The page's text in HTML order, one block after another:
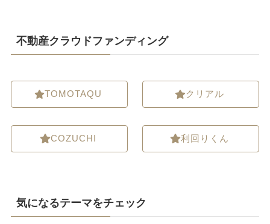
不動産クラウドファンディング
TOMOTAQU
COZUCHI
クリアル
利回りくん
気になるテーマをチェック